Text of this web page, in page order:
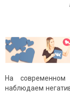
На
наблюдаем